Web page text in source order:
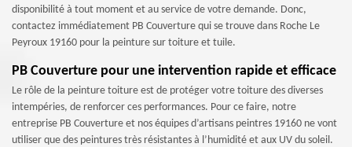
disponibilité à tout moment et au service de votre demande. Donc,
contactez immédiatement PB Couverture qui se trouve dans Roche Le
Peyroux 19160 pour la peinture sur toiture et tuile.
PB Couverture pour une intervention rapide et efficace
Le rôle de la peinture toiture est de protéger votre toiture des diverses
intempéries, de renforcer ces performances. Pour ce faire, notre
entreprise PB Couverture et nos équipes d’artisans peintres 19160 ne vont
utiliser que des peintures très résistantes à l’humidité et aux UV du soleil.